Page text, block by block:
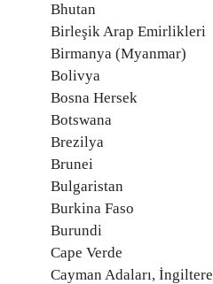
Bhutan
Birleşik Arap Emirlikleri
Birmanya (Myanmar)
Bolivya
Bosna Hersek
Botswana
Brezilya
Brunei
Bulgaristan
Burkina Faso
Burundi
Cape Verde
Cayman Adaları, İngiltere